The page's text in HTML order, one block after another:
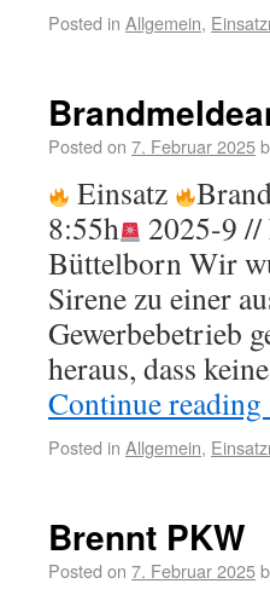
Posted in Allgemein,
Posted on 7. Februar 2025
Einsatz
8:55h
2025-9
Büttelborn Wir
Sirene zu einer
Gewerbebetrieb
heraus, dass
Continue reading
Posted in Allgemein,
Brennt PKW
Posted on 7. Februar 2025